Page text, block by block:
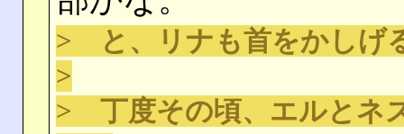
> と、リナも首をかしげ
>
> 丁度その頃、エルとネ